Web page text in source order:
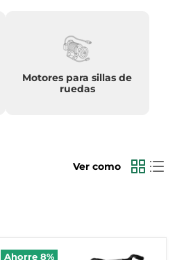
Motores para sillas de
ruedas
Ver como
Ahorre8%
Silla